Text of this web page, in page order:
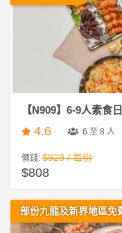
【N909】6-9人素食
4.6 6 至 8 人
價錢: $929 / 每份
$808
部份九龍及新界地區免